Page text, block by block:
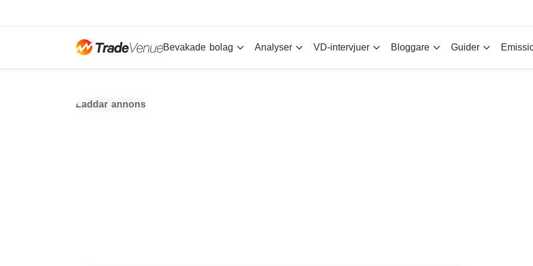
Bevakade bolag Analyser VD-intervjuer Bloggare Guider
Laddar annons